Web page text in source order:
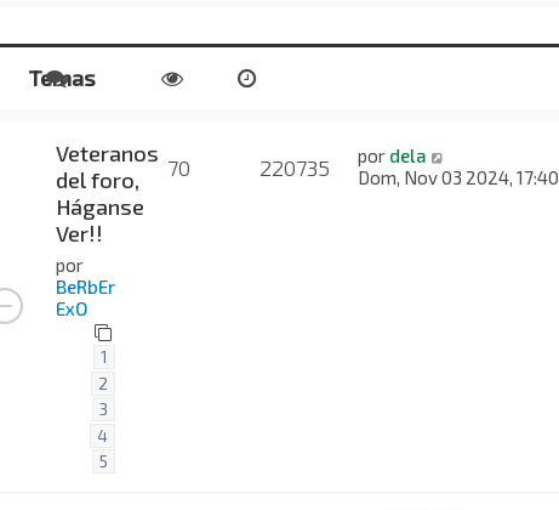
Temas
Veteranos
del foro,
Háganse
Ver!!
por
BeRbEr
ExO
1
2
3
4
5
70 220735 por dela
Dom, Nov 03 2024, 17:40